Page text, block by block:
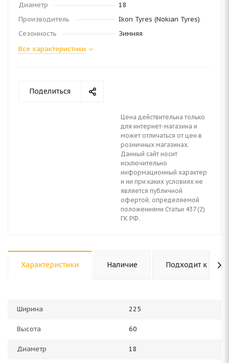
Диаметр
18
Производитель
Ikon Tyres (Nokian Tyres)
Сезонность
Зимняя
Все характеристики
Поделиться
Цена действительна только
для интернет-магазина и
может отличаться от цен в
розничных магазинах.
Данный сайт носит
исключительно
информационный характер
и ни при каких условиях не
является публичной
офертой, определяемой
положениями Статьи 437 (2)
ГК РФ.
Характеристики Наличие Подходит к авто
Ширина 225
Высота 60
Диаметр 18